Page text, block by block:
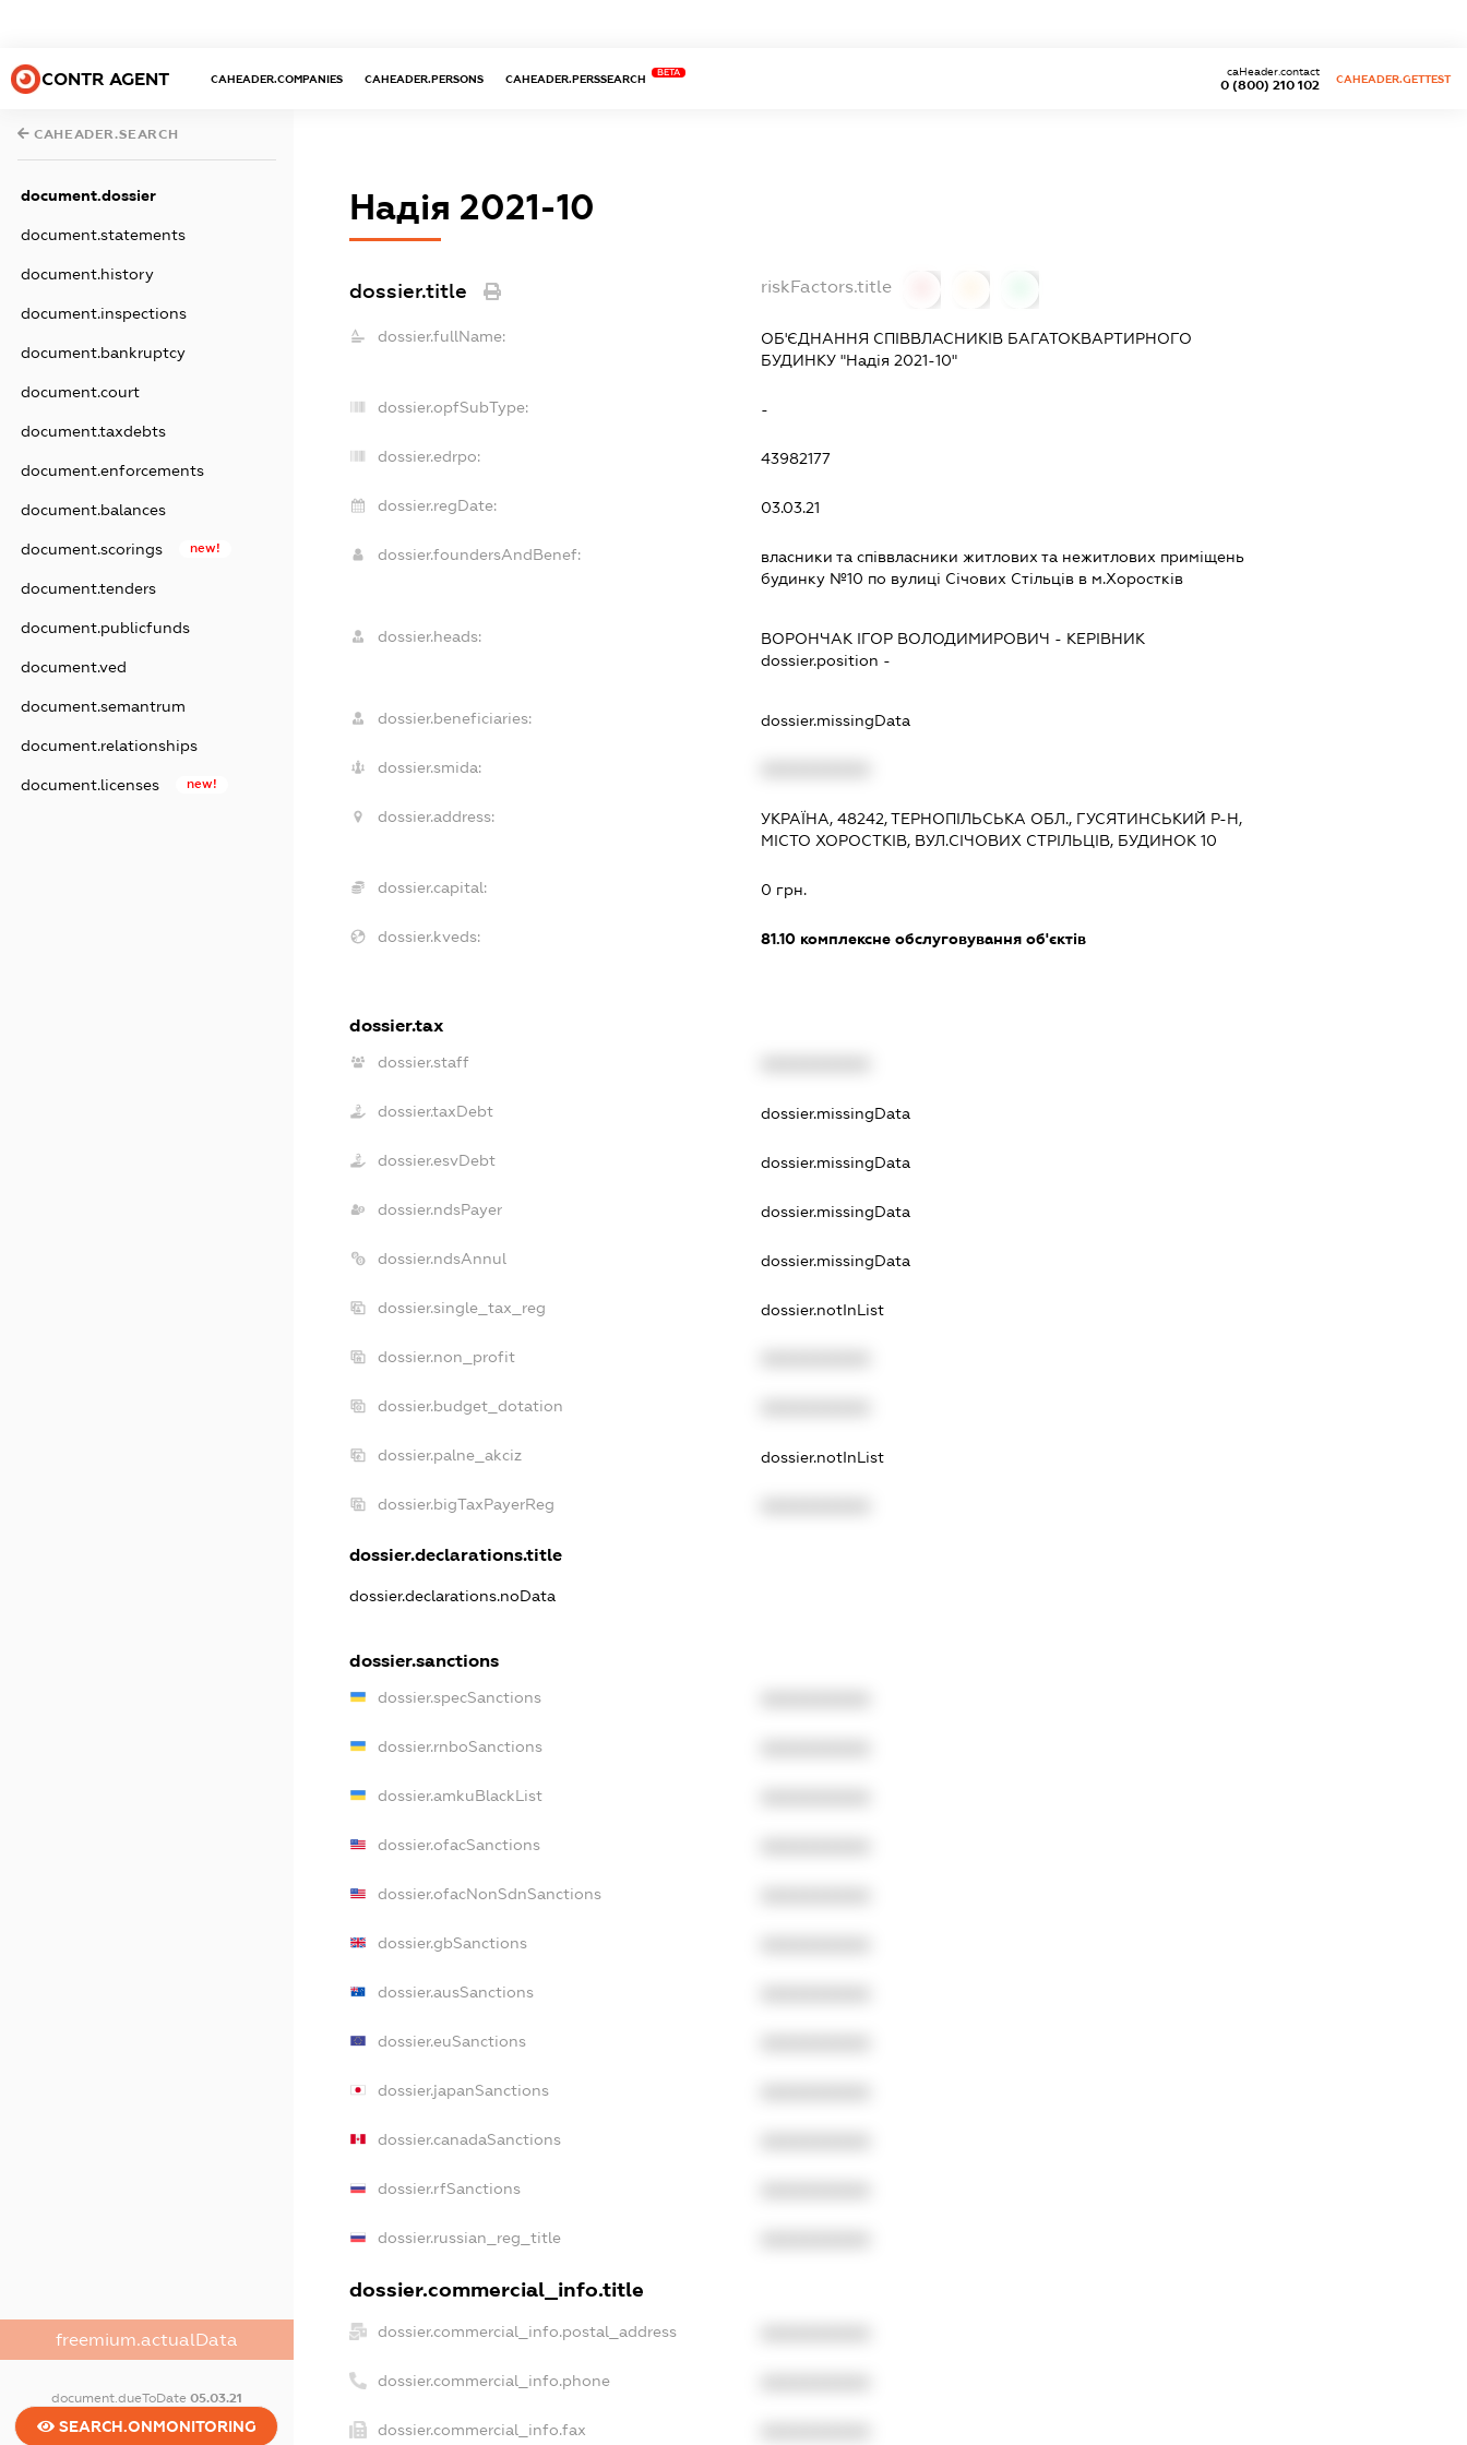
CONTR AGENT CAHEADER.COMPANIES CAHEADER.PERSONS CAHEADER.PERSSEARCH
BETA
0 (800) 210 102
caHeader.contact
CAHEADER.GETTEST
CAHEADER.SEARCH
document.dossier
document.statements
document.history
document.inspections
document.bankruptcy
document.court
document.taxdebts
document.enforcements
document.balances
document.scorings new!
document.tenders
document.publicfunds
document.ved
document.semantrum
document.relationships
document.licenses new!
freemium.actualData
document.dueToDate 05.03.21
SEARCH.ONMONITORING
Надія 2021-10
dossier.title riskFactors.title
dossier.fullName:
ОБ'ЄДНАННЯ СПІВВЛАСНИКІВ БАГАТОКВАРТИРНОГО
БУДИНКУ "Надія 2021-10"
dossier.opfSubType: -
dossier.edrpo: 43982177
dossier.regDate: 03.03.21
dossier.foundersAndBenef:
власники та співвласники житлових та нежитлових приміщень
будинку №10 по вулиці Січових Стільців в м.Хоростків
dossier.heads: ВОРОНЧАК ІГОР ВОЛОДИМИРОВИЧ - КЕРІВНИК
dossier.position -
dossier.beneficiaries: dossier.missingData
dossier.smida:
dossier.address:
УКРАЇНА, 48242, ТЕРНОПІЛЬСЬКА ОБЛ., ГУСЯТИНСЬКИЙ Р-Н,
МІСТО ХОРОСТКІВ, ВУЛ.СІЧОВИХ СТРІЛЬЦІВ, БУДИНОК 10
dossier.capital: 0 грн.
dossier.kveds: 81.10 комплексне обслуговування об'єктів
dossier.tax
dossier.staff
dossier.taxDebt dossier.missingData
dossier.esvDebt dossier.missingData
dossier.ndsPayer dossier.missingData
dossier.ndsAnnul dossier.missingData
dossier.single_tax_reg dossier.notInList
dossier.non_profit
dossier.budget_dotation
dossier.palne_akciz dossier.notInList
dossier.bigTaxPayerReg
dossier.declarations.title
dossier.declarations.noData
dossier.sanctions
dossier.specSanctions
dossier.rnboSanctions
dossier.amkuBlackList
dossier.ofacSanctions
dossier.ofacNonSdnSanctions
dossier.gbSanctions
dossier.ausSanctions
dossier.euSanctions
dossier.japanSanctions
dossier.canadaSanctions
dossier.rfSanctions
dossier.russian_reg_title
dossier.commercial_info.title
dossier.commercial_info.postal_address
dossier.commercial_info.phone
dossier.commercial_info.fax